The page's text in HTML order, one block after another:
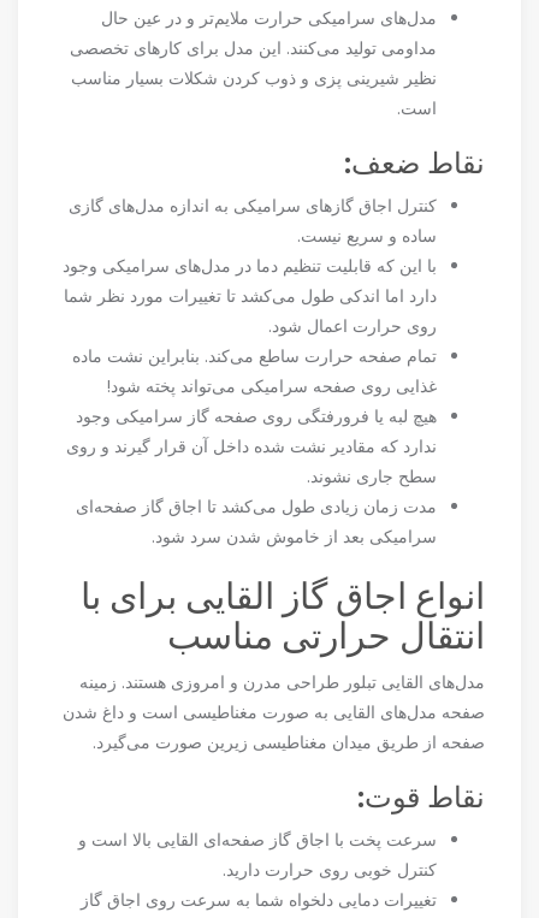
مدل‌های سرامیکی حرارت ملایم‌تر و در عین حال
مداومی تولید می‌کنند. این مدل برای کارهای تخصصی
نظیر شیرینی پزی و ذوب کردن شکلات بسیار مناسب
است.
نقاط ضعف:
کنترل اجاق گازهای سرامیکی به اندازه مدل‌های گازی
ساده و سریع نیست.
با این که قابلیت تنظیم دما در مدل‌های سرامیکی وجود
دارد اما اندکی طول می‌کشد تا تغییرات مورد نظر شما
روی حرارت اعمال شود.
تمام صفحه حرارت ساطع می‌کند. بنابراین نشت ماده
غذایی روی صفحه سرامیکی می‌تواند پخته شود!
هیچ لبه یا فرورفتگی روی صفحه گاز سرامیکی وجود
ندارد که مقادیر نشت شده داخل آن قرار گیرند و روی
سطح جاری نشوند.
مدت زمان زیادی طول می‌کشد تا اجاق گاز صفحه‌ای
سرامیکی بعد از خاموش شدن سرد شود.
انواع اجاق گاز القایی برای با
انتقال حرارتی مناسب
مدل‌های القایی تبلور طراحی مدرن و امروزی هستند. زمینه
صفحه مدل‌های القایی به صورت مغناطیسی است و داغ شدن
صفحه از طریق میدان مغناطیسی زیرین صورت می‌گیرد.
نقاط قوت:
سرعت پخت با اجاق گاز صفحه‌ای القایی بالا است و
کنترل خوبی روی حرارت دارید.
تغییرات دمایی دلخواه شما به سرعت روی اجاق گاز